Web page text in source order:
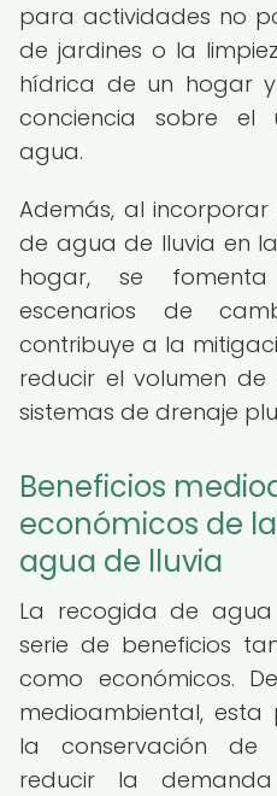
para actividades no
de jardines o la
hídrica de un hogar
conciencia sobre el
agua.
Además, al
de agua de lluvia en
hogar, se
escenarios de
contribuye a la
reducir el volumen
sistemas de drenaje
Beneficios
económicos de
agua de lluvia
La recogida de
serie de beneficios
como económicos.
medioambiental,
la conservación de
reducir la